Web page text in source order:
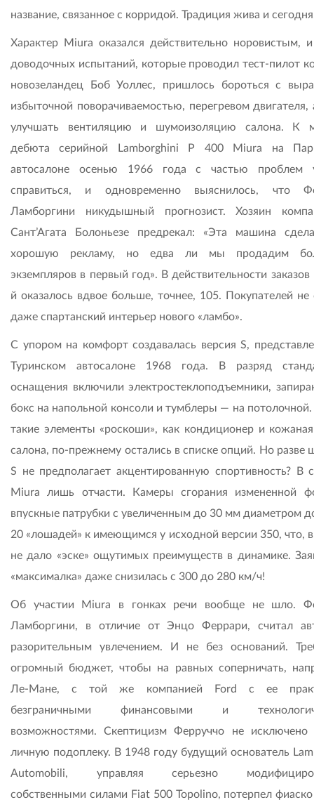
название, связанное с корридой. Традиция жива и
Характер Miura оказался действительно норовистым,
доводочных испытаний, которые проводил тест-пилот
новозеландец Боб Уоллес, пришлось бороться с
избыточной поворачиваемостью, перегревом двигателя,
улучшать вентиляцию и шумоизоляцию салона. К
дебюта серийной Lamborghini P 400 Miura на
автосалоне осенью 1966 года с частью проблем
справиться, и одновременно выяснилось, что
Ламборгини никудышный прогнозист. Хозяин
Сант’Агата Болоньезе предрекал: «Эта машина
хорошую рекламу, но едва ли мы продадим
экземпляров в первый год». В действительности
й оказалось вдвое больше, точнее, 105. Покупателей
даже спартанский интерьер нового «ламбо».
С упором на комфорт создавалась версия S,
Туринском автосалоне 1968 года. В разряд
оснащения включили электростеклоподъемники,
бокс на напольной консоли и тумблеры — на
такие элементы «роскоши», как кондиционер и
салона, по-прежнему остались в списке опций. Но разве
S не предполагает акцентированную спортивность? В
Miura лишь отчасти. Камеры сгорания измененной
впускные патрубки с увеличенным до 30 мм диаметром
20 «лошадей» к имеющимся у исходной версии 350, что,
не дало «эске» ощутимых преимуществ в динамике.
«максималка» даже снизилась с 300 до 280 км/ч!
Об участии Miura в гонках речи вообще не шло.
Ламборгини, в отличие от Энцо Феррари, считал
разорительным увлечением. И не без оснований.
огромный бюджет, чтобы на равных соперничать,
Ле-Мане, с той же компанией Ford с ее
безграничными финансовыми и
возможностями. Скептицизм Ферруччо не
личную подоплеку. В 1948 году будущий основатель
Automobili, управляя серьезно
собственными силами Fiat 500 Topolino, потерпел фиаско